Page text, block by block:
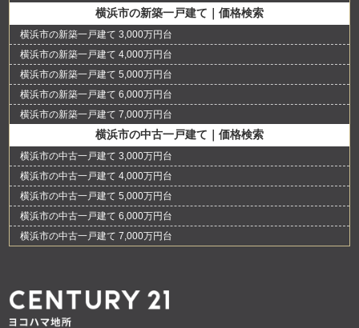
横浜市の新築一戸建て｜価格検索
横浜市の新築一戸建て 3,000万円台
横浜市の新築一戸建て 4,000万円台
横浜市の新築一戸建て 5,000万円台
横浜市の新築一戸建て 6,000万円台
横浜市の新築一戸建て 7,000万円台
横浜市の中古一戸建て｜価格検索
横浜市の中古一戸建て 3,000万円台
横浜市の中古一戸建て 4,000万円台
横浜市の中古一戸建て 5,000万円台
横浜市の中古一戸建て 6,000万円台
横浜市の中古一戸建て 7,000万円台